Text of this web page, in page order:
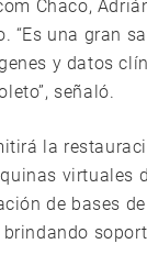
Chaco,
“Es una gran
y datos
señaló.
la
virtuales
de bases